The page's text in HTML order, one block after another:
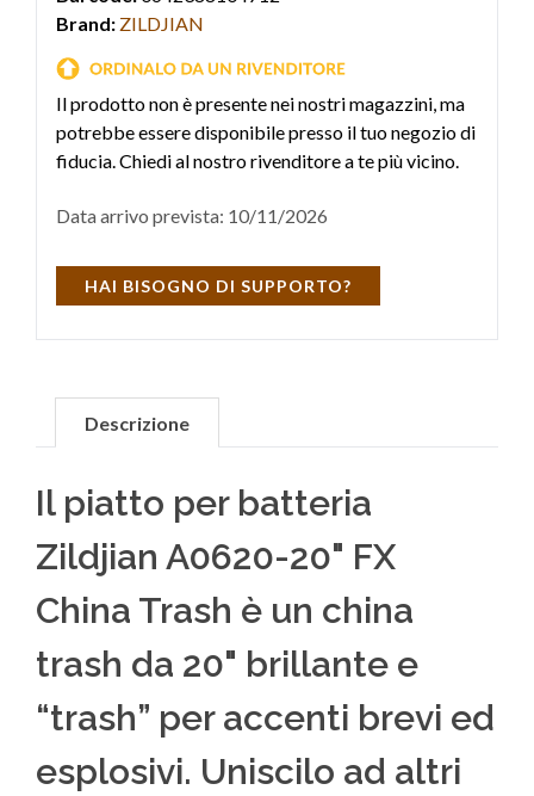
Brand: ZILDJIAN
Il prodotto non è presente nei nostri magazzini, ma
potrebbe essere disponibile presso il tuo negozio di
fiducia. Chiedi al nostro rivenditore a te più vicino.
Data arrivo prevista: 10/11/2026
HAI BISOGNO DI SUPPORTO?
Descrizione
Il piatto per batteria
Zildjian A0620-20" FX
China Trash è un china
trash da 20" brillante e
“trash” per accenti brevi ed
esplosivi. Uniscilo ad altri